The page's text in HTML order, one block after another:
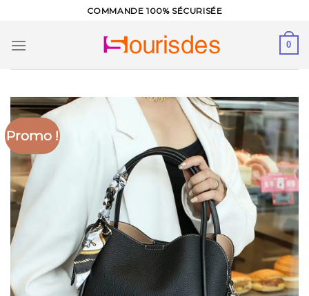
content
COMMANDE 100% SÉCURISÉE
0
Promo !